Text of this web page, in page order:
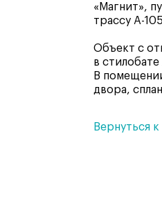
«Магнит»,
трассу А-
Объект с
в
В
двора,
Вернуться